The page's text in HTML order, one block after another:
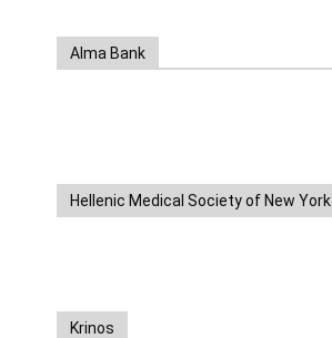
Alma Bank
Hellenic Medical Society of New York
Krinos